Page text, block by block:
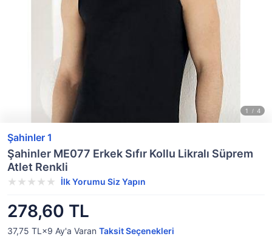
Şahinler 1
Şahinler ME077 Erkek Sıfır Kollu Likralı Süprem
Atlet Renkli
İlk Yorumu Siz Yapın
278,60 TL
37,75 TL×9 Ay'a Varan Taksit Seçenekleri